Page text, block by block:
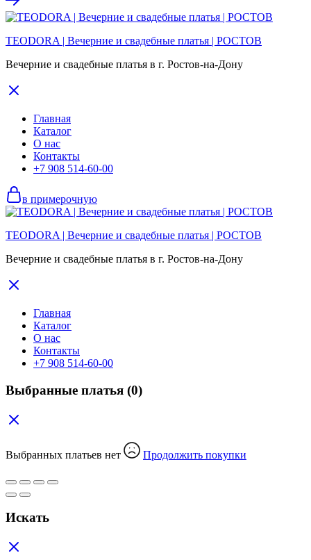
TEODORA | Вечерние и свадебные платья | РОСТОВ
Вечерние и свадебные платья в г. Ростов-на-Дону
Главная
Каталог
О нас
Контакты
+7 908 514-60-00
в примерочную
TEODORA | Вечерние и свадебные платья | РОСТОВ
Вечерние и свадебные платья в г. Ростов-на-Дону
Главная
Каталог
О нас
Контакты
+7 908 514-60-00
Выбранные платья (0)
Выбранных платьев нет Продолжить покупки
Искать